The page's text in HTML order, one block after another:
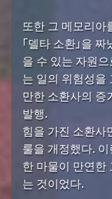
또한 그 메모리
「델타 소환」을
을 수 있는 자원
는 일의 위험성을
만한 소환사의 증
발행.
힘을 가진 소환사
룰을 개정했다.
한 마물이 만연한
는 것이었다.